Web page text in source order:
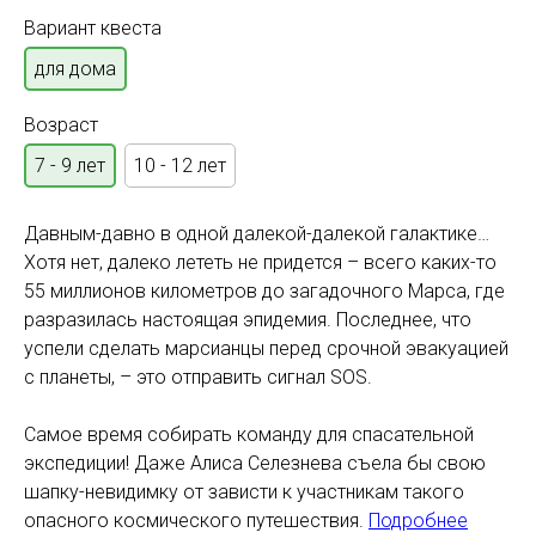
Вариант квеста
для дома
Возраст
7 - 9 лет
10 - 12 лет
Давным-давно в одной далекой-далекой галактике…
Хотя нет, далеко лететь не придется – всего каких-то
55 миллионов километров до загадочного Марса, где
разразилась настоящая эпидемия. Последнее, что
успели сделать марсианцы перед срочной эвакуацией
с планеты, – это отправить сигнал SOS.
Самое время собирать команду для спасательной
экспедиции! Даже Алиса Селезнева съела бы свою
шапку-невидимку от зависти к участникам такого
опасного космического путешествия. Подробнее